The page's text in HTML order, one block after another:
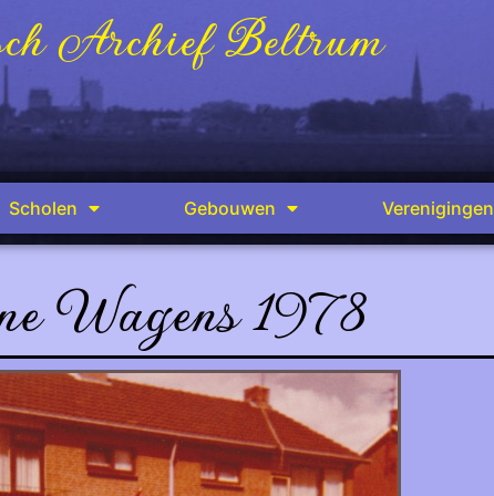
Archief Beltrum
Scholen Gebouwen Verenigingen
Wagens 1978